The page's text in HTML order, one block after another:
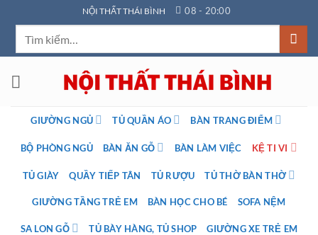
qua
dung
NỘI THẤT THÁI BÌNH 08 - 20:00
GIƯỜNG NGỦ TỦ QUẦN ÁO BÀN TRANG ĐIỂM
BỘ PHÒNG NGỦ BÀN ĂN GỖ BÀN LÀM VIỆC KỆ TI VI
TỦ GIÀY QUẦY TIẾP TÂN TỦ RƯỢU TỦ THỜ BÀN THỜ
GIƯỜNG TẦNG TRẺ EM BÀN HỌC CHO BÉ SOFA NỆM
SA LON GỖ TỦ BÀY HÀNG, TỦ SHOP GIƯỜNG XE TRẺ EM